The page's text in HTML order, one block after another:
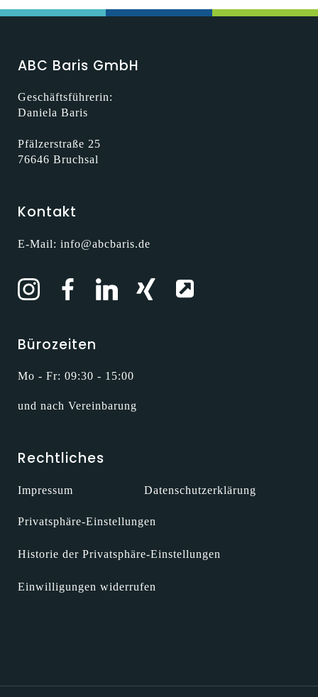
ABC Baris GmbH
Geschäftsführerin:
Daniela Baris
Pfälzerstraße 25
76646 Bruchsal
Kontakt
E-Mail: info@abcbaris.de
Bürozeiten
Mo - Fr: 09:30 - 15:00
und nach Vereinbarung
Rechtliches
Impressum Datenschutzerklärung
Privatsphäre-Einstellungen
Historie der Privatsphäre-Einstellungen
Einwilligungen widerrufen